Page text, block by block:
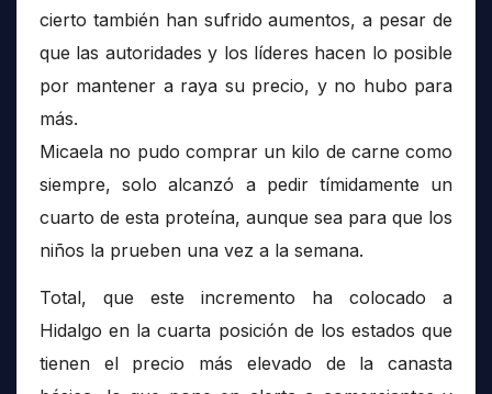
cierto también han sufrido aumentos, a pesar de
que las autoridades y los líderes hacen lo posible
por mantener a raya su precio, y no hubo para
más.
Micaela no pudo comprar un kilo de carne como
siempre, solo alcanzó a pedir tímidamente un
cuarto de esta proteína, aunque sea para que los
niños la prueben una vez a la semana.
Total, que este incremento ha colocado a
Hidalgo en la cuarta posición de los estados que
tienen el precio más elevado de la canasta